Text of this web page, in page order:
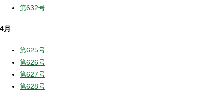
第632号
4月
第625号
第626号
第627号
第628号